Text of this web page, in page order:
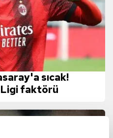
sıcak!
faktörü